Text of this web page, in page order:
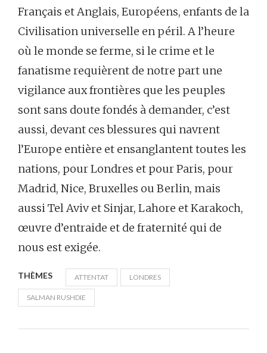
Français et Anglais, Européens, enfants de la
Civilisation universelle en péril. A l’heure
où le monde se ferme, si le crime et le
fanatisme requièrent de notre part une
vigilance aux frontières que les peuples
sont sans doute fondés à demander, c’est
aussi, devant ces blessures qui navrent
l’Europe entière et ensanglantent toutes les
nations, pour Londres et pour Paris, pour
Madrid, Nice, Bruxelles ou Berlin, mais
aussi Tel Aviv et Sinjar, Lahore et Karakoch,
œuvre d’entraide et de fraternité qui de
nous est exigée.
THÈMES ATTENTAT LONDRES
SALMAN RUSHDIE